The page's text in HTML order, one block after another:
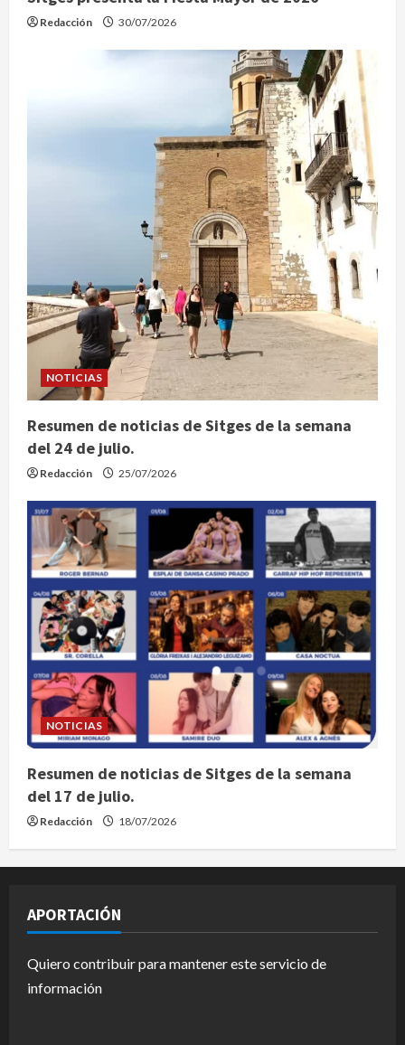
Redacción 30/07/2026
NOTICIAS
Resumen de noticias de Sitges de la semana
del 24 de julio.
Redacción 25/07/2026
NOTICIAS
Resumen de noticias de Sitges de la semana
del 17 de julio.
Redacción 18/07/2026
APORTACIÓN
Quiero contribuir para mantener este servicio de
información